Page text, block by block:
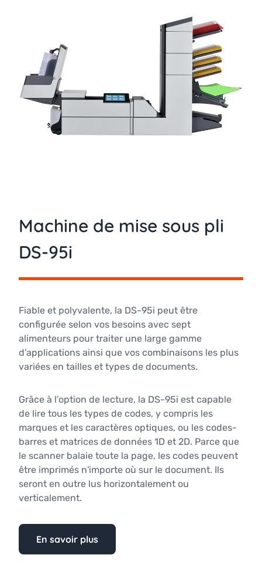
Machine de mise sous pli
DS-95i
Fiable et polyvalente, la DS-95i peut être
configurée selon vos besoins avec sept
alimenteurs pour traiter une large gamme
d'applications ainsi que vos combinaisons les plus
variées en tailles et types de documents.
Grâce à l'option de lecture, la DS-95i est capable
de lire tous les types de codes, y compris les
marques et les caractères optiques, ou les codes-
barres et matrices de données 1D et 2D. Parce que
le scanner balaie toute la page, les codes peuvent
être imprimés n'importe où sur le document. Ils
seront en outre lus horizontalement ou
verticalement.
En savoir plus